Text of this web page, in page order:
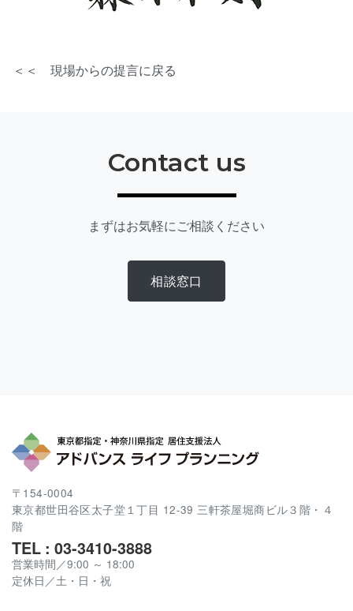
＜＜ 現場からの提言に戻る
Contact us
まずはお気軽にご相談ください
相談窓口
〒154-0004
東京都世田谷区太子堂１丁目 12-39 三軒茶屋堀商ビル３階・４
階
TEL : 03-3410-3888
営業時間／9:00 ～ 18:00
定休日／土・日・祝